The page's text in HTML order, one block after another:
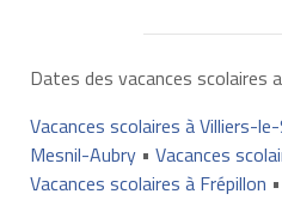
Dates des vacances scolaires
Vacances scolaires à Villiers-
Mesnil-Aubry• Vacances
Vacances scolaires à Frépillon •